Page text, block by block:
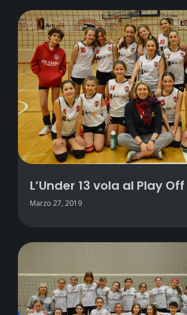
L’Under 13 vola al Play Off
Marzo 27, 2019